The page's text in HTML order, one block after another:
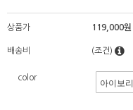
상품가 119,000원
배송비 (조건)
color 아이보리